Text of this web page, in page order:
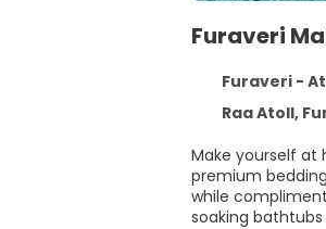
Furaveri
Furaveri - At
Raa Atoll,
Make yourself at
premium
while
soaking